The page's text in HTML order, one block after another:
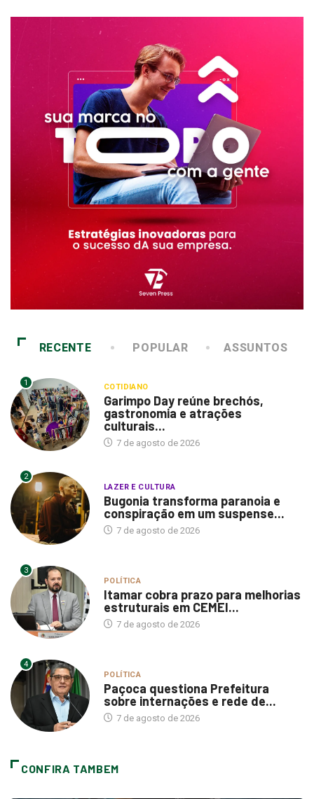
RECENTE POPULAR ASSUNTOS
1 COTIDIANO
Garimpo Day reúne brechós,
gastronomia e atrações
culturais...
7 de agosto de 2026
2
LAZER E CULTURA
Bugonia transforma paranoia e
conspiração em um suspense...
7 de agosto de 2026
3
POLÍTICA
Itamar cobra prazo para melhorias
estruturais em CEMEI...
7 de agosto de 2026
4
POLÍTICA
Paçoca questiona Prefeitura
sobre internações e rede de...
7 de agosto de 2026
CONFIRA TAMBEM